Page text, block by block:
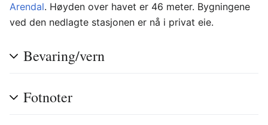
Arendal. Høyden over havet er 46 meter. Bygningene
ved den nedlagte stasjonen er nå i privat eie.
Bevaring/vern
Fotnoter